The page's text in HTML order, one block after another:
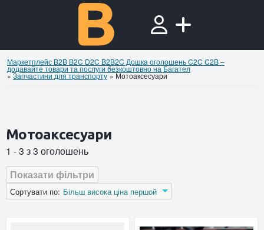
Маркетплейс B2B B2C D2C B2B2C Дошка оголошень C2C C2B –
додавайте товари та послуги безкоштовно на Багател
»Запчастини для транспорту »Мотоаксесуари
Мотоаксесуари
1 - 3 з 3 оголошень
Показати фільтри
Сортувати по: Більш висока ціна першой
Оголошення